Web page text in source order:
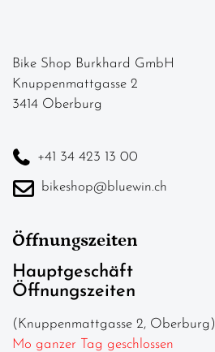
Bike Shop Burkhard GmbH
Knuppenmattgasse 2
3414 Oberburg
+41 34 423 13 00
bikeshop@bluewin.ch
Öffnungszeiten
Hauptgeschäft
Öffnungszeiten
(Knuppenmattgasse 2, Oberburg)
Mo ganzer Tag geschlossen